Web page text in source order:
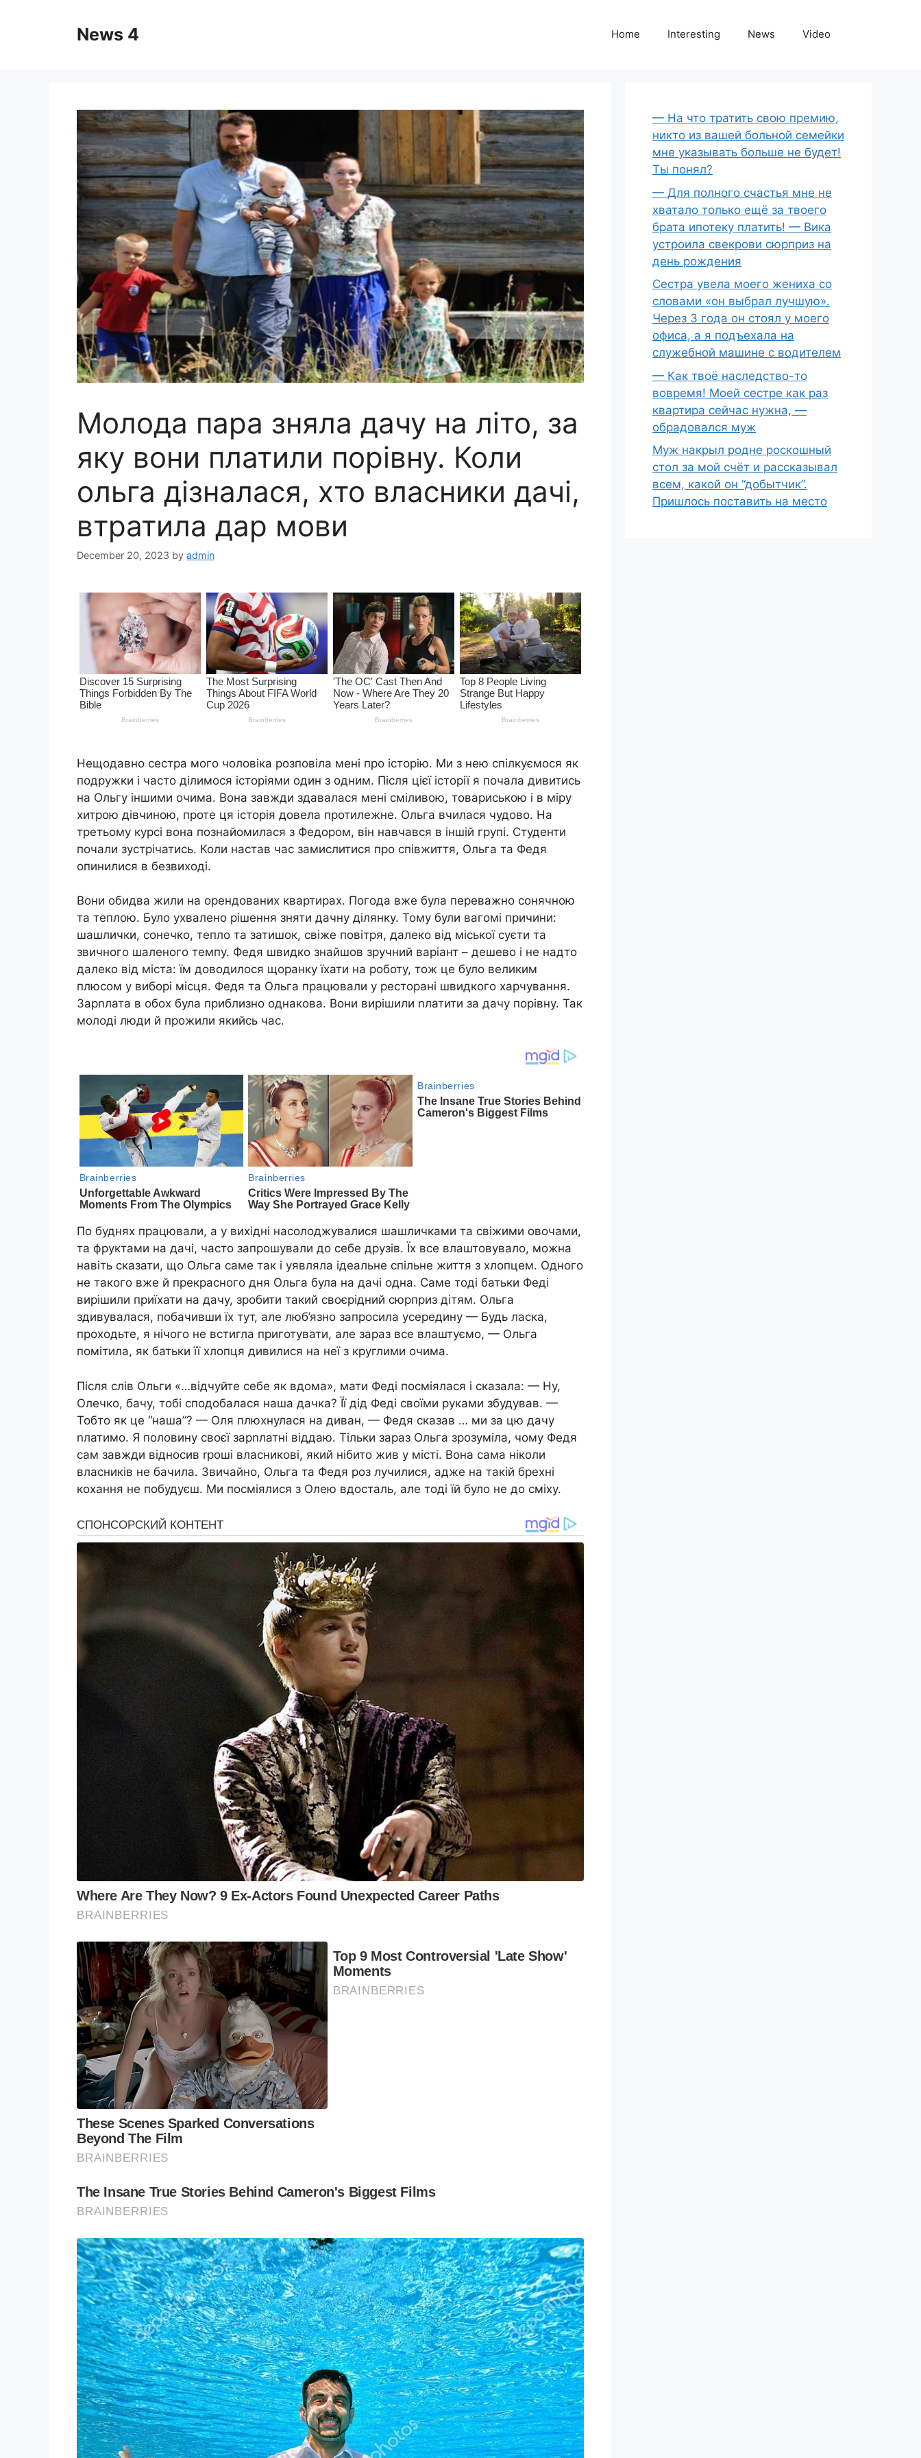
News 4 Home Interesting News Video
Молода пара зняла дачу на літо, за
яку вони платили порівну. Коли
ольга дізналася, хто власники дачі,
втратила дар мови
December 20, 2023 by admin
Нещодавно сестра мого чоловіка розповіла мені про історію. Ми з нею спілкуємося як
подружки і часто ділимося історіями один з одним. Після цієї історії я почала дивитись
на Ольгу іншими очима. Вона завжди здавалася мені сміливою, товариською і в міру
хитрою дівчиною, проте ця історія довела протилежне. Ольга вчилася чудово. На
третьому курсі вона познайомилася з Федором, він навчався в іншій групі. Студенти
почали зустрічатись. Коли настав час замислитися про співжиття, Ольга та Федя
опинилися в безвиході.
Вони обидва жили на орендованих квартирах. Погода вже була переважно сонячною
та теплою. Було ухвалено рішення зняти дачну ділянку. Тому були вагомі причини:
шашлички, сонечко, тепло та затишок, свіже повітря, далеко від міської суєти та
звичного шаленого темпу. Федя швидко знайшов зручний варіант – дешево і не надто
далеко від міста: їм доводилося щоранку їхати на роботу, тож це було великим
плюсом у виборі місця. Федя та Ольга працювали у ресторані швидкого харчування.
Зарnлата в обох була приблизно однакова. Вони вирішили nлатити за дачу порівну. Так
молоді люди й прожили якийсь час.
По буднях працювали, а у вихідні насолоджувалися шашличками та свіжими овочами,
та фруктами на дачі, часто запрошували до себе друзів. Їх все влаштовувало, можна
навіть сказати, що Ольга саме так і уявляла ідеальне спільне життя з хлопцем. Одного
не такого вже й прекрасного дня Ольга була на дачі одна. Саме тоді батьки Феді
вирішили приїхати на дачу, зробити такий своєрідний сюрприз дітям. Ольга
здивувалася, побачивши їх тут, але люб’язно запросила усередину — Будь ласка,
проходьте, я нічого не встигла приготувати, але зараз все влаштуємо, — Ольга
помітила, як батьки її хлопця дивилися на неї з круглими очима.
Після слів Ольги «…відчуйте себе як вдома», мати Феді посміялася і сказала: — Ну,
Олечко, бачу, тобі сподобалася наша дачка? Її дід Феді своїми руками збудував. —
Тобто як це “наша”? — Оля плюхнулася на диван, — Федя сказав … ми за цю дачу
nлатимо. Я половину своєї зарnлатні віддаю. Тільки зараз Ольга зрозуміла, чому Федя
сам завжди відносив rроші власникові, який нібито жив у місті. Вона сама ніколи
власників не бачила. Звичайно, Ольга та Федя роз лучилися, адже на такій брехні
кохання не побудуєш. Ми посміялися з Олею вдосталь, але тоді їй було не до сміху.
— На что тратить свою премию,
никто из вашей больной семейки
мне указывать больше не будет!
Ты понял?
— Для полного счастья мне не
хватало только ещё за твоего
брата ипотеку платить! — Вика
устроила свекрови сюрприз на
день рождения
Сестра увела моего жениха со
словами «он выбрал лучшую».
Через 3 года он стоял у моего
офиса, а я подъехала на
служебной машине с водителем
— Как твоё наследство-то
вовремя! Моей сестре как раз
квартира сейчас нужна, —
обрадовался муж
Муж накрыл родне роскошный
стол за мой счёт и рассказывал
всем, какой он “добытчик”.
Пришлось поставить на место